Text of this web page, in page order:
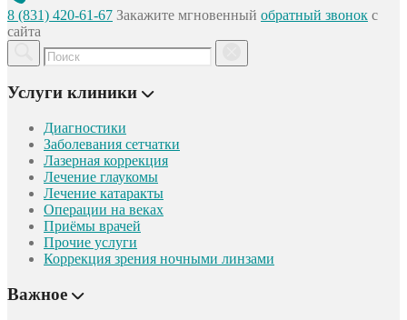
8 (831) 420-61-67 Закажите мгновенный обратный звонок с
сайта
Услуги клиники
Диагностики
Заболевания сетчатки
Лазерная коррекция
Лечение глаукомы
Лечение катаракты
Операции на веках
Приёмы врачей
Прочие услуги
Коррекция зрения ночными линзами
Важное